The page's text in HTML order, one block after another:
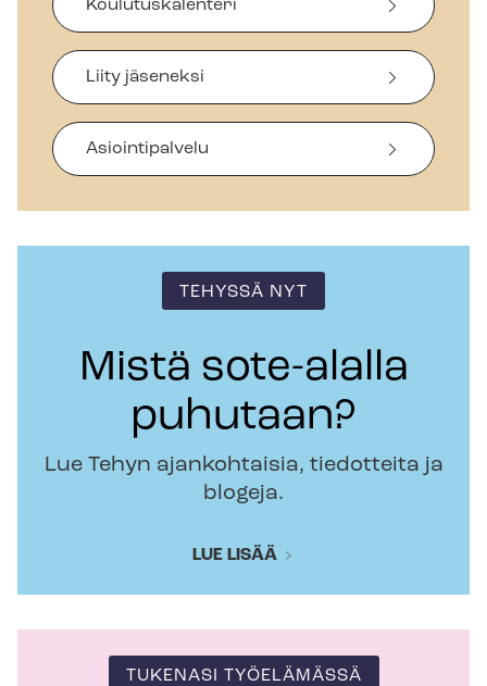
Koulutuskalenteri
Liity jäseneksi
Asiointipalvelu
TEHYSSÄ NYT
Mistä sote-alalla
puhutaan?
Lue Tehyn ajankohtaisia, tiedotteita ja
blogeja.
LUE LISÄÄ
TUKENASI TYÖELÄMÄSSÄ